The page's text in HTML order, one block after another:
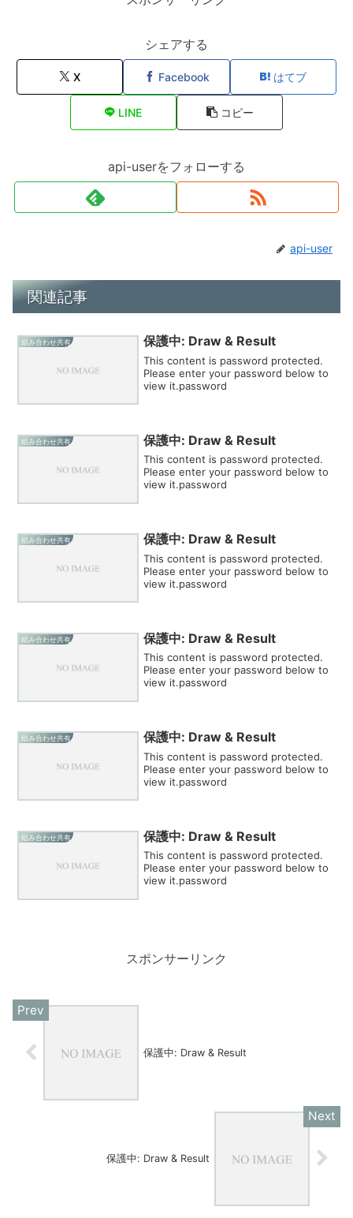
シェアする
X Facebook はてブ
LINE コピー
api-userをフォローする
api-user
関連記事
組み合わせ共有 保護中: Draw & Result
This content is password protected.
Please enter your password below to
view it.password
組み合わせ共有 保護中: Draw & Result
This content is password protected.
Please enter your password below to
view it.password
組み合わせ共有 保護中: Draw & Result
This content is password protected.
Please enter your password below to
view it.password
組み合わせ共有 保護中: Draw & Result
This content is password protected.
Please enter your password below to
view it.password
組み合わせ共有 保護中: Draw & Result
This content is password protected.
Please enter your password below to
view it.password
組み合わせ共有 保護中: Draw & Result
This content is password protected.
Please enter your password below to
view it.password
スポンサーリンク
保護中: Draw & Result
保護中: Draw & Result